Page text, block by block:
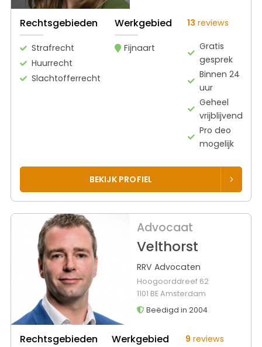
Rechtsgebieden
Strafrecht
Huurrecht
Slachtofferrecht
Werkgebied
Fijnaart
13 reviews
Gratis
gesprek
Binnen 24
uur
Geheel
vrijblijvend
Pro deo
mogelijk
BEKIJK PROFIEL
Advocaat
Velthorst
RRV Advocaten
Hoogoorddreef 62
1101 BE Amsterdam
Beëdigd in 2004
Rechtsgebieden Werkgebied 9 reviews